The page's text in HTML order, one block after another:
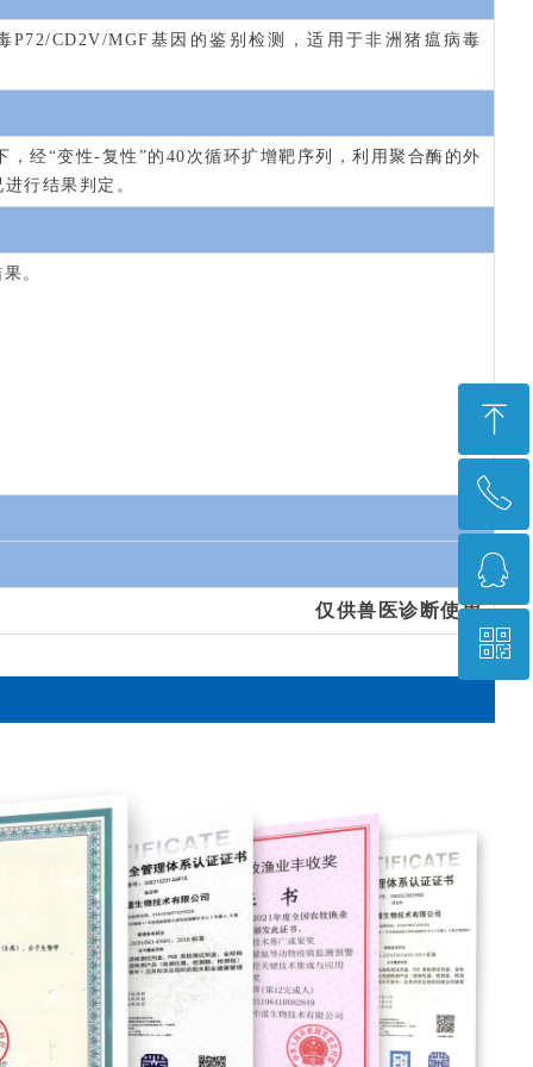
CD2V/MGF基因的鉴别检测，适用于非洲猪瘟病毒
经“变性-复性”的40次循环扩增靶序列，利用聚合酶的外
行结果判定 。
。
仅供兽医诊断使用
ꁸ
回到顶部
ꂅ
ꁗ
QQ客服
ꀥ